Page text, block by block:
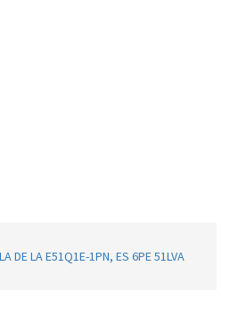
DE LA E51Q1E-1PN, ES 6PE 51LVA